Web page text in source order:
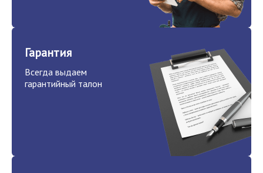
Гарантия
Всегда выдаем
гарантийный талон